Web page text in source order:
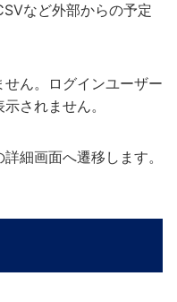
など外部からの予定
ん。ログインユーザー
されません。
細画面へ遷移します。